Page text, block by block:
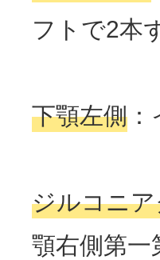
フトで2本
下顎左側
ジルコニ
顎右側第一